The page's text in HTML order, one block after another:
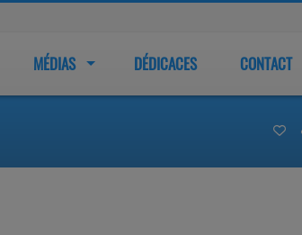
MÉDIAS DÉDICACES CONTACT